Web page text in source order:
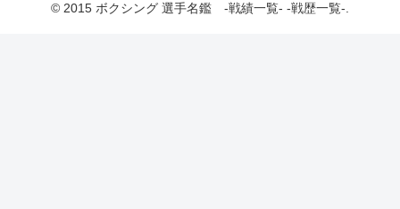
© 2015 ボクシング 選手名鑑 -戦績一覧- -戦歴一覧-.